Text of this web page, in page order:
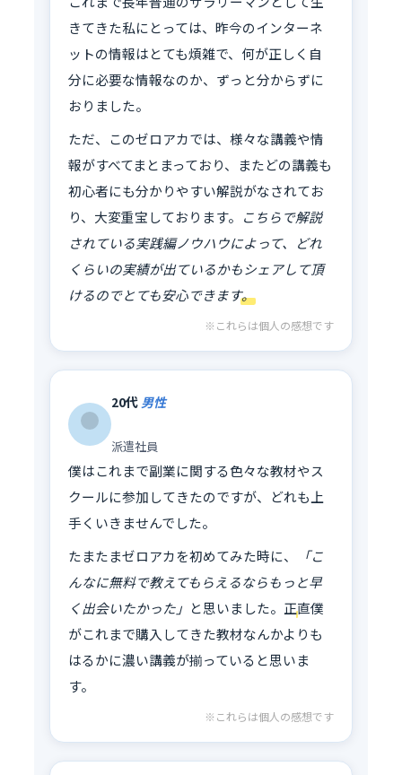
きてきた私にとっては、昨今のインターネ
ットの情報はとても煩雑で、何が正しく自
分に必要な情報なのか、ずっと分からずに
おりました。
ただ、このゼロアカでは、様々な講義や情
報がすべてまとまっており、またどの講義も
初心者にも分かりやすい解説がなされてお
り、大変重宝しております。 こちらで解説
されている実践編ノウハウによって、どれ
くらいの実績が出ているかもシェアして頂
けるのでとても安心できます。
※これらは個人の感想です
20代男性
派遣社員
僕はこれまで副業に関する色々な教材やス
クールに参加してきたのですが、どれも上
手くいきませんでした。
たまたまゼロアカを初めてみた時に、
「こ
んなに無料で教えてもらえるならもっと早
く出会いたかった」 と思いました。正直僕
がこれまで購入してきた教材なんかよりも
はるかに濃い講義が揃っていると思いま
す。
※これらは個人の感想です